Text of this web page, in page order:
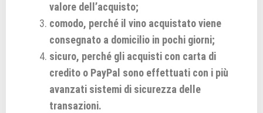
valore dell’acquisto;
comodo, perché il vino acquistato viene
consegnato a domicilio in pochi giorni;
sicuro, perché gli acquisti con carta di
credito o PayPal sono effettuati con i più
avanzati sistemi di sicurezza delle
transazioni.